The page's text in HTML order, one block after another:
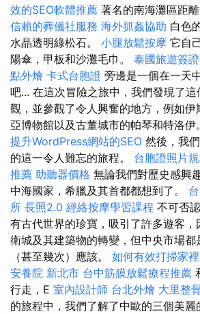
效的SEO軟體推薦 著名的南海灘區距
信賴的葬儀社服務 海外抓姦協助 白色
水晶透明綠松石。 小腿放鬆按摩 它自
陽傘，甲板和沙灘毛巾。 泰國旅遊簽
點外燴 卡式台胞證 旁邊是一個在一天
吧... 在這次冒險之旅中，我們發現了
觀，並參觀了令人興奮的地方，例如伊
亞博物館以及古董城市的帕琴和特洛伊
提升WordPress網站的SEO 然後，我
的這一令人難忘的旅程。 台胞證照片
推薦 助聽器價格 無論我們對歷史感興
中海國家，希臘及其首都都想到了。
所 長照2.0 經絡按摩學習課程 不可否
有古代世界的珍寶，吸引了許多遊客
衛城及其建築物的轉變，但中央市場
（甚至幾次）應該。 如何有效打掃家裡
安養院 新北市 台中筋膜放鬆療程推薦
行走，E 室內設計師 台北外燴 大里整
的旅程中，我們了解了中歐的三個美麗